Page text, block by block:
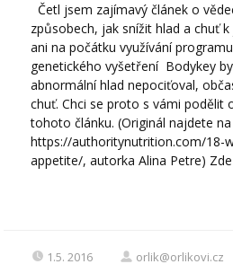
Četl jsem zajímavý článek o
způsobech, jak snížit hlad a chuť
ani na počátku využívání
genetického vyšetření Bodykey
abnormální hlad nepociťoval,
chuť. Chci se proto s vámi podělit
tohoto článku. (Originál najdete na
https://authoritynutrition.com/18-
appetite/, autorka Alina Petre)
1.5. 2016 orlik@orlikovi.cz